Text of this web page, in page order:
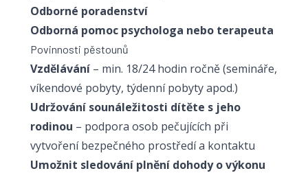
Odborné poradenství
Odborná pomoc psychologa nebo terapeuta
Povinnosti pěstounů
Vzdělávání – min. 18/24 hodin ročně (semináře,
víkendové pobyty, týdenní pobyty apod.)
Udržování sounáležitosti dítěte s jeho
rodinou – podpora osob pečujících při
vytvoření bezpečného prostředí a kontaktu
Umožnit sledování plnění dohody o výkonu